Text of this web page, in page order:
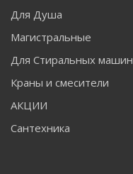
Для Душа
Магистральные
Для Стиральных машин
Краны и смесители
АКЦИИ
Сантехника